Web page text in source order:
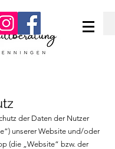
der Daten der Nutzer
unserer Website und/oder
(die „Website“ bzw. der